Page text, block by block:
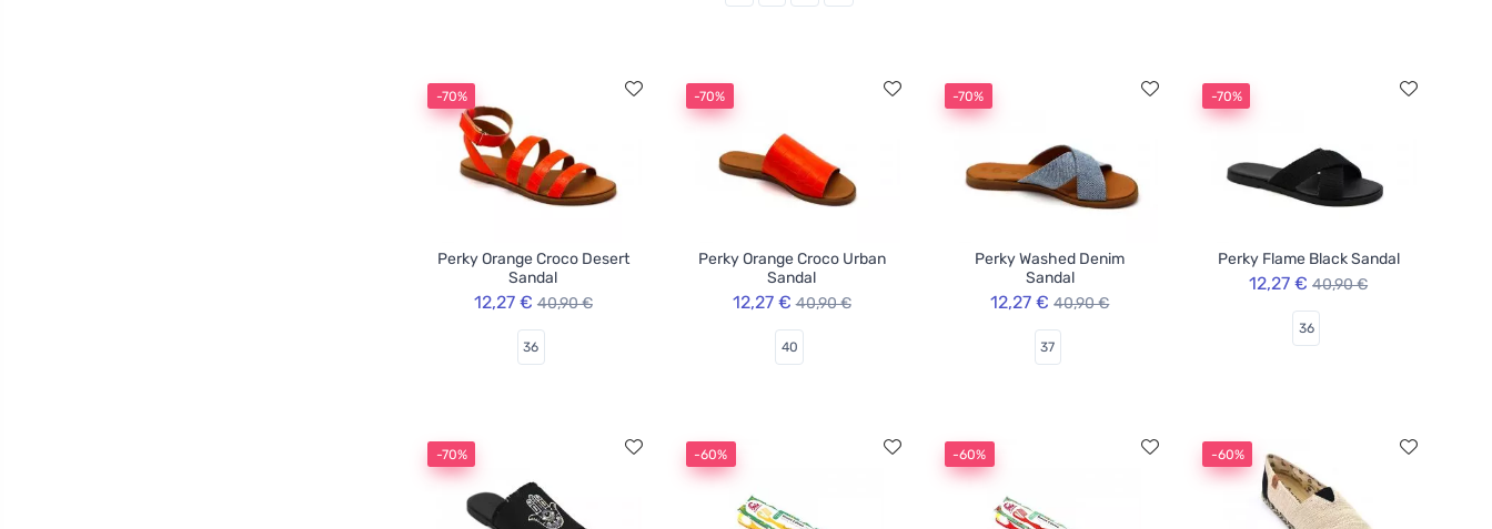
-70%
Perky Orange Croco Desert
Sandal
12,27 € 40,90 €
36
-70%
Perky Orange Croco Urban
Sandal
12,27 € 40,90 €
40
-70%
Perky Washed Denim
Sandal
12,27 € 40,90 €
37
-70%
Perky Flame Black Sandal
12,27 € 40,90 €
36
-70% -60% -60% -60%